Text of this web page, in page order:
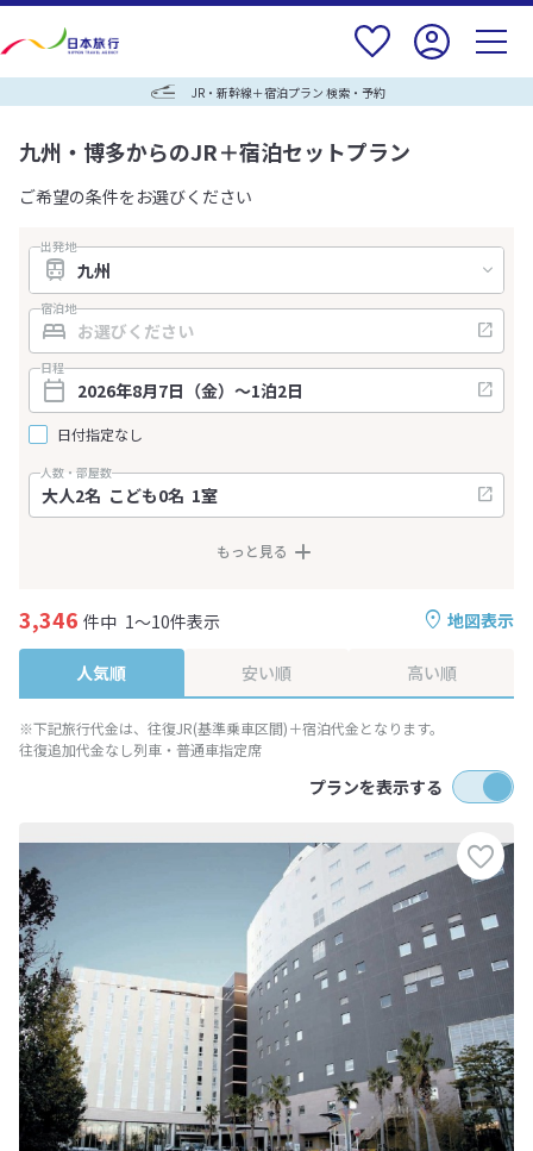
JR・新幹線＋宿泊プラン 検索・予約
九州・博多からのJR＋宿泊セットプラン
ご希望の条件をお選びください
出発地
宿泊地
日程
日付指定なし
人数・部屋数
もっと見る
地図表示
3,346 件中 1～10件表示
人気順 安い順 高い順
※下記旅行代金は、往復JR(基準乗車区間)＋宿泊代金となります。
往復追加代金なし列車・普通車指定席
プランを表示する